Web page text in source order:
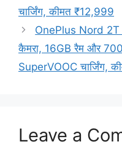
चार्जिंग, कीमत ₹12,999
OnePlus Nord 2T
कैमरा, 16GB रैम और
SuperVOOC चार्जिंग,
Leave a